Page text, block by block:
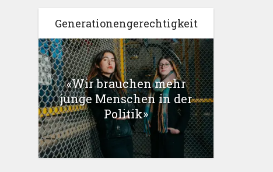
Generationengerechtigkeit
«Wir brauchen mehr
junge Menschen in der
Politik»